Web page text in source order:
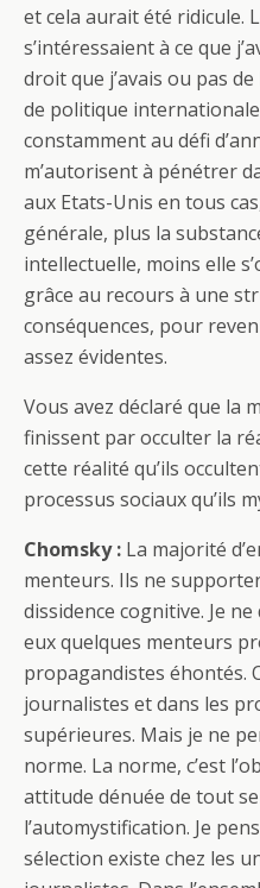
et cela aurait été ridicule.
s’intéressaient à ce que
droit que j’avais ou pas
de politique
constamment au défi
m’autorisent à pénétrer
aux Etats-Unis en tous
générale, plus la
intellectuelle, moins elle
grâce au recours à une
conséquences, pour
assez évidentes.
Vous avez déclaré que la
finissent par occulter la
cette réalité qu’ils
processus sociaux qu’ils
Chomsky : La majorité
menteurs. Ils ne
dissidence cognitive. Je ne
eux quelques menteurs
propagandistes éhontés.
journalistes et dans les
supérieures. Mais je ne
norme. La norme, c’est
attitude dénuée de tout
l’automystification. Je
sélection existe chez les